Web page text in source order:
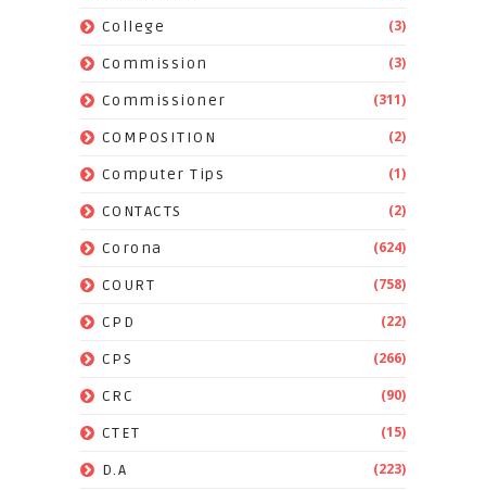
College (3)
Commission (3)
Commissioner (311)
COMPOSITION (2)
Computer Tips (1)
CONTACTS (2)
Corona (624)
COURT (758)
CPD (22)
CPS (266)
CRC (90)
CTET (15)
D.A (223)